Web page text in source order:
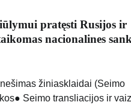
pratęsti Rusijos ir
nacionalines
žiniasklaidai (Seimo
Seimo transliacijos ir